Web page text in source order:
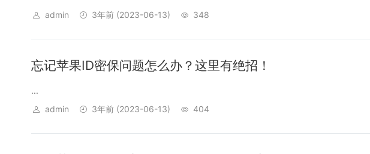
admin
3年前 (2023-06-13) 348
忘记苹果ID密保问题怎么办？这里有绝招！
...
admin
3年前 (2023-06-13) 404